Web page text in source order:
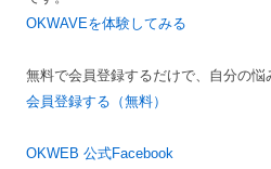
ン
OKWAVEを体験してみる
無料で会員登録するだけで、自分の悩
会員登録する（無料）
OKWEB 公式Facebook